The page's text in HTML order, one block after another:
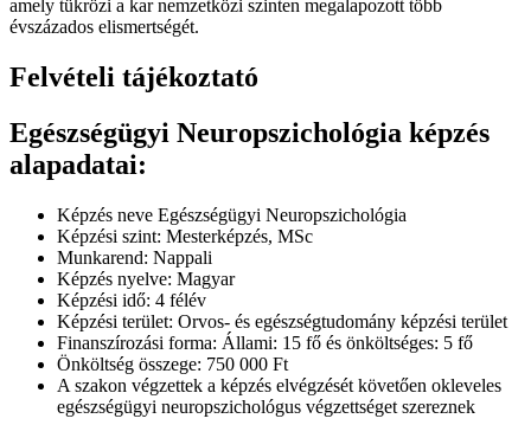
amely tükrözi a kar nemzetközi szinten megalapozott több
évszázados elismertségét.
Felvételi tájékoztató
Egészségügyi Neuropszichológia képzés
alapadatai:
Képzés neve Egészségügyi Neuropszichológia
Képzési szint: Mesterképzés, MSc
Munkarend: Nappali
Képzés nyelve: Magyar
Képzési idő: 4 félév
Képzési terület: Orvos- és egészségtudomány képzési terület
Finanszírozási forma: Állami: 15 fő és önköltséges: 5 fő
Önköltség összege: 750 000 Ft
A szakon végzettek a képzés elvégzését követően okleveles
egészségügyi neuropszichológus végzettséget szereznek